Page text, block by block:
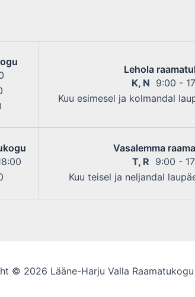
Lehola
K, N 9:00 -
Kuu esimesel ja kolmandal
Vasalemma
T, R 9:00 -
Kuu teisel ja neljandal
© 2026 Lääne-Harju Valla Raamatukogu |